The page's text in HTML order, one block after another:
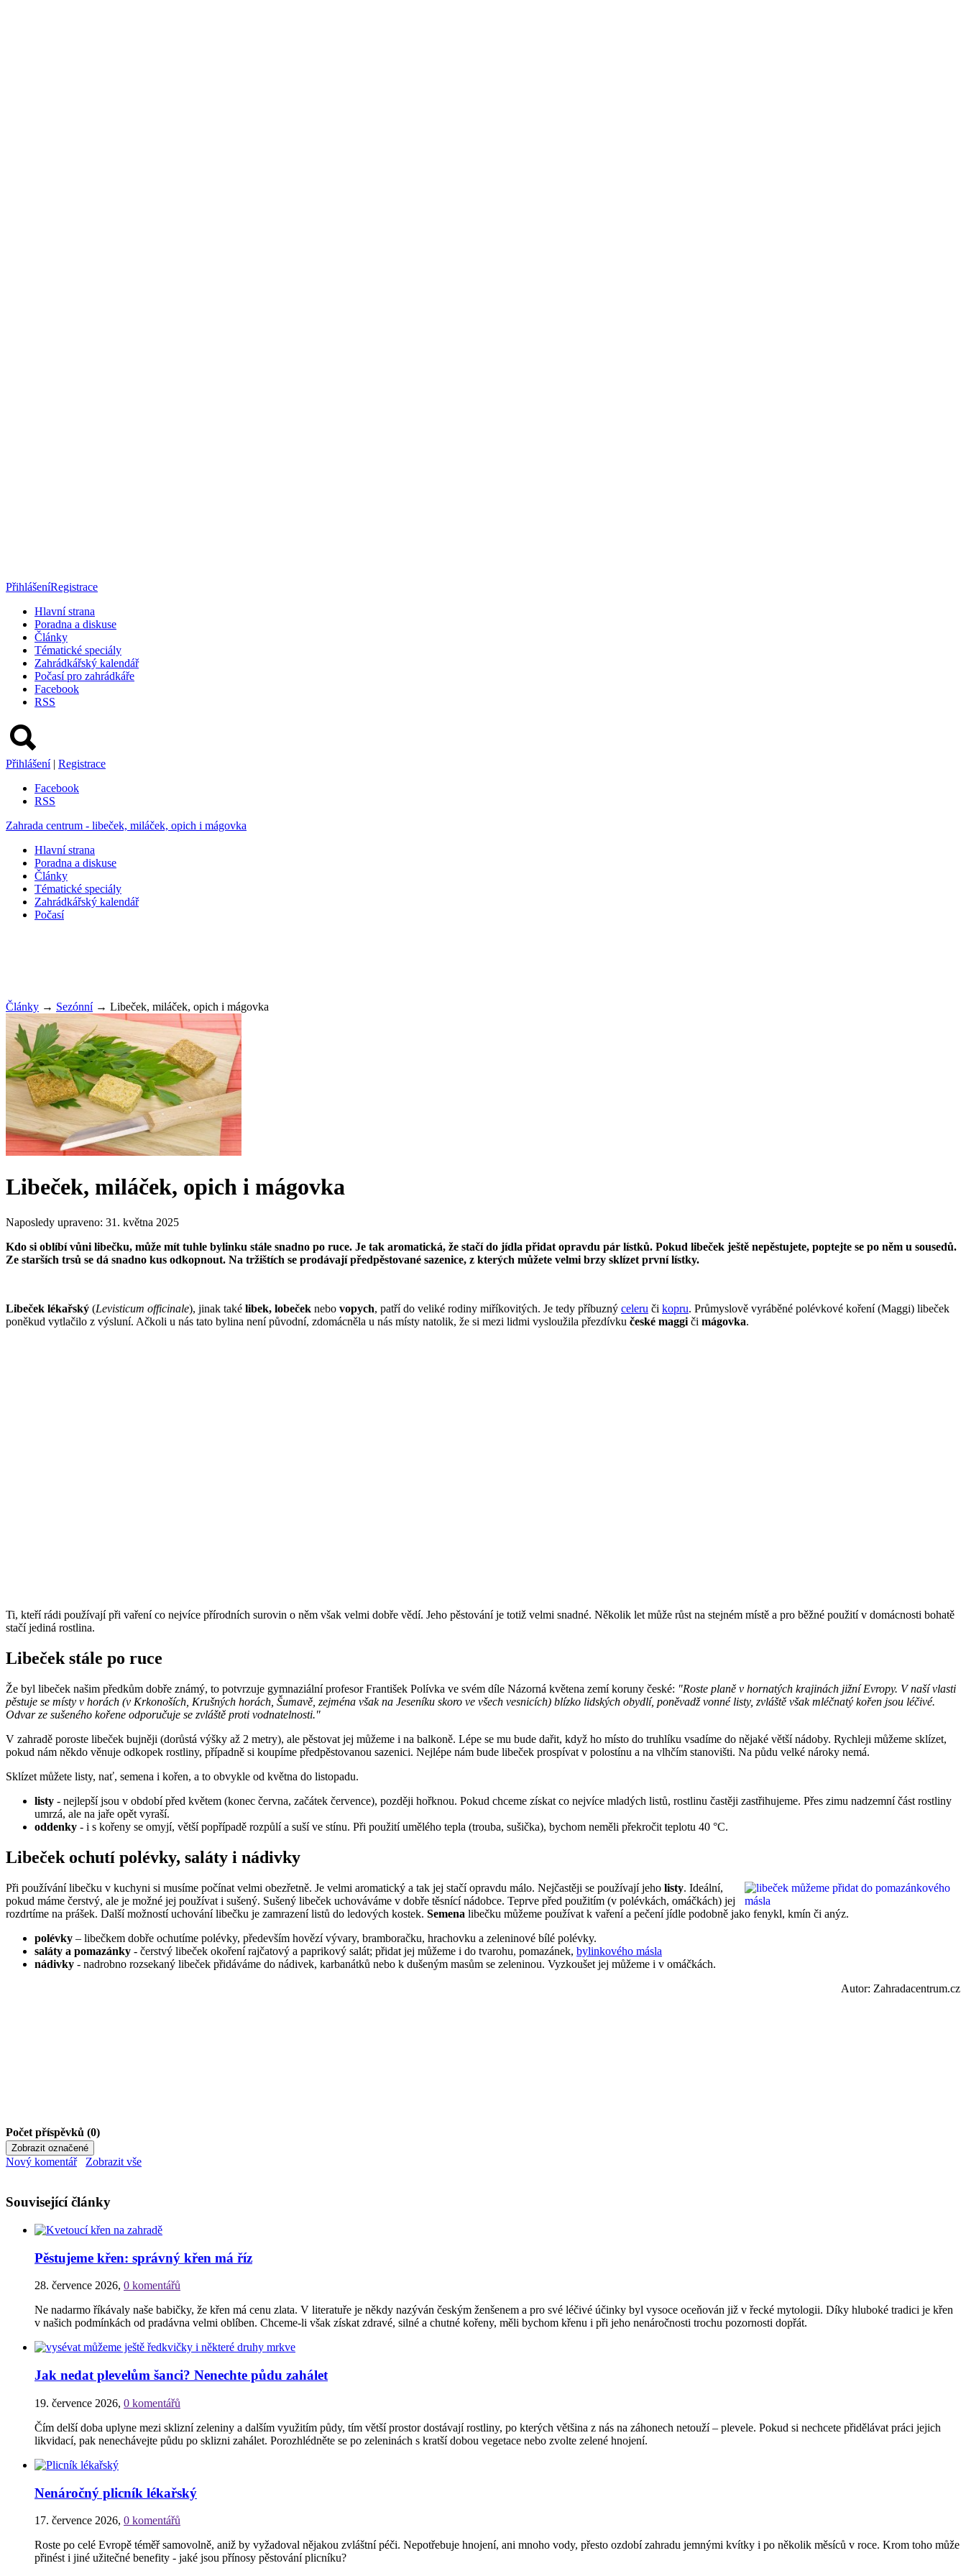
PřihlášeníRegistrace
Hlavní strana
Poradna a diskuse
Články
Tématické speciály
Zahrádkářský kalendář
Počasí pro zahrádkáře
Facebook
RSS
Přihlášení | Registrace
Facebook
RSS
Zahrada centrum - libeček, miláček, opich i mágovka
Hlavní strana
Poradna a diskuse
Články
Tématické speciály
Zahrádkářský kalendář
Počasí
Články → Sezónní→ Libeček, miláček, opich i mágovka
Libeček, miláček, opich i mágovka
Naposledy upraveno: 31. května 2025
Kdo si oblíbí vůni libečku, může mít tuhle bylinku stále snadno po ruce. Je tak aromatická, že stačí do jídla přidat opravdu pár lístků. Pokud libeček ještě nepěstujete, poptejte se po něm u sousedů.
Ze starších trsů se dá snadno kus odkopnout. Na tržištích se prodávají předpěstované sazenice, z kterých můžete velmi brzy sklízet první lístky.
Libeček lékařský (Levisticum officinale), jinak také libek, lobeček nebo vopych, patří do veliké rodiny miříkovitých. Je tedy příbuzný celeru či kopru. Průmyslově vyráběné polévkové koření (Maggi) libeček
poněkud vytlačilo z výsluní. Ačkoli u nás tato bylina není původní, zdomácněla u nás místy natolik, že si mezi lidmi vysloužila přezdívku české maggi či mágovka.
Ti, kteří rádi používají při vaření co nejvíce přírodních surovin o něm však velmi dobře vědí. Jeho pěstování je totiž velmi snadné. Několik let může růst na stejném místě a pro běžné použití v domácnosti bohatě
stačí jediná rostlina.
Libeček stále po ruce
Že byl libeček našim předkům dobře známý, to potvrzuje gymnaziální profesor František Polívka ve svém díle Názorná květena zemí koruny české: "Roste planě v hornatých krajinách jižní Evropy. V naší vlasti
pěstuje se místy v horách (v Krkonoších, Krušných horách, Šumavě, zejména však na Jeseníku skoro ve všech vesnicích) blízko lidských obydlí, poněvadž vonné listy, zvláště však mléčnatý kořen jsou léčivé.
Odvar ze sušeného kořene odporučuje se zvláště proti vodnatelnosti."
V zahradě poroste libeček bujněji (dorůstá výšky až 2 metry), ale pěstovat jej můžeme i na balkoně. Lépe se mu bude dařit, když ho místo do truhlíku vsadíme do nějaké větší nádoby. Rychleji můžeme sklízet,
pokud nám někdo věnuje odkopek rostliny, případně si koupíme předpěstovanou sazenici. Nejlépe nám bude libeček prospívat v polostínu a na vlhčím stanovišti. Na půdu velké nároky nemá.
Sklízet můžete listy, nať, semena i kořen, a to obvykle od května do listopadu.
listy - nejlepší jsou v období před květem (konec června, začátek července), později hořknou. Pokud chceme získat co nejvíce mladých listů, rostlinu častěji zastřihujeme. Přes zimu nadzemní část rostliny
umrzá, ale na jaře opět vyraší.
oddenky - i s kořeny se omyjí, větší popřípadě rozpůlí a suší ve stínu. Při použití umělého tepla (trouba, sušička), bychom neměli překročit teplotu 40 °C.
Libeček ochutí polévky, saláty i nádivky
Při používání libečku v kuchyni si musíme počínat velmi obezřetně. Je velmi aromatický a tak jej stačí opravdu málo. Nejčastěji se používají jeho listy. Ideální,
pokud máme čerstvý, ale je možné jej používat i sušený. Sušený libeček uchováváme v dobře těsnící nádobce. Teprve před použitím (v polévkách, omáčkách) jej
rozdrtíme na prášek. Další možností uchování libečku je zamrazení listů do ledových kostek. Semena libečku můžeme používat k vaření a pečení jídle podobně jako fenykl, kmín či anýz.
polévky – libečkem dobře ochutíme polévky, především hovězí vývary, bramboračku, hrachovku a zeleninové bílé polévky.
saláty a pomazánky - čerstvý libeček okoření rajčatový a paprikový salát; přidat jej můžeme i do tvarohu, pomazánek, bylinkového másla
nádivky - nadrobno rozsekaný libeček přidáváme do nádivek, karbanátků nebo k dušeným masům se zeleninou. Vyzkoušet jej můžeme i v omáčkách.
Autor: Zahradacentrum.cz
Počet příspěvků (0)
Nový komentář Zobrazit vše
Související články
Pěstujeme křen: správný křen má říz
28. července 2026, 0 komentářů
Ne nadarmo říkávaly naše babičky, že křen má cenu zlata. V literatuře je někdy nazýván českým ženšenem a pro své léčivé účinky byl vysoce oceňován již v řecké mytologii. Díky hluboké tradici je křen
v našich podmínkách od pradávna velmi oblíben. Chceme-li však získat zdravé, silné a chutné kořeny, měli bychom křenu i při jeho nenáročnosti trochu pozornosti dopřát.
Jak nedat plevelům šanci? Nenechte půdu zahálet
19. července 2026, 0 komentářů
Čím delší doba uplyne mezi sklizní zeleniny a dalším využitím půdy, tím větší prostor dostávají rostliny, po kterých většina z nás na záhonech netouží – plevele. Pokud si nechcete přidělávat práci jejich
likvidací, pak nenechávejte půdu po sklizni zahálet. Porozhlédněte se po zeleninách s kratší dobou vegetace nebo zvolte zelené hnojení.
Nenáročný plicník lékařský
17. července 2026, 0 komentářů
Roste po celé Evropě téměř samovolně, aniž by vyžadoval nějakou zvláštní péči. Nepotřebuje hnojení, ani mnoho vody, přesto ozdobí zahradu jemnými kvítky i po několik měsíců v roce. Krom toho může
přinést i jiné užitečné benefity - jaké jsou přínosy pěstování plicníku?